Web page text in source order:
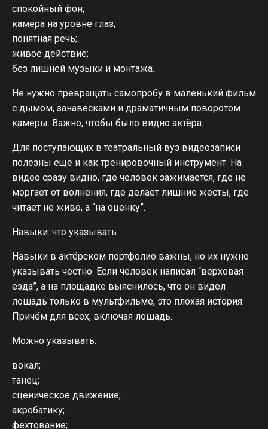
спокойный фон;
камера на уровне глаз;
понятная речь;
живое действие;
без лишней музыки и монтажа.
Не нужно превращать самопробу в маленький фильм
с дымом, занавесками и драматичным поворотом
камеры. Важно, чтобы было видно актёра.
Для поступающих в театральный вуз видеозаписи
полезны ещё и как тренировочный инструмент. На
видео сразу видно, где человек зажимается, где не
моргает от волнения, где делает лишние жесты, где
читает не живо, а “на оценку”.
Навыки: что указывать
Навыки в актёрском портфолио важны, но их нужно
указывать честно. Если человек написал “верховая
езда”, а на площадке выяснилось, что он видел
лошадь только в мультфильме, это плохая история.
Причём для всех, включая лошадь.
Можно указывать:
вокал;
танец;
сценическое движение;
акробатику;
фехтование;